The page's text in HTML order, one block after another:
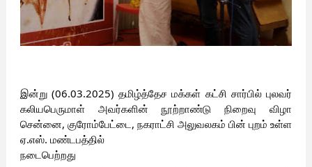
இன்று (06.03.2025) தமிழ்த்தேச மக்கள் கட்சி சார்பில் புலவர்
கலியபெருமாள் அவர்களின் நூற்றாண்டு நிறைவு விழா
சென்னை, குரோம்பேட்டை, நகராட்சி அலுவலகம் பின் புறம் உள்ள
ஏ.எஸ். மண்டபத்தில்
நடைபெற்றது